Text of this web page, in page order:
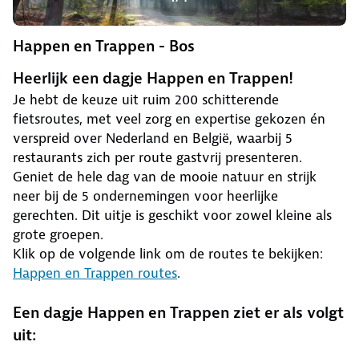
Happen en Trappen - Bos
Heerlijk een dagje Happen en Trappen!
Je hebt de keuze uit ruim 200 schitterende
fietsroutes, met veel zorg en expertise gekozen én
verspreid over Nederland en België, waarbij 5
restaurants zich per route gastvrij presenteren.
Geniet de hele dag van de mooie natuur en strijk
neer bij de 5 ondernemingen voor heerlijke
gerechten. Dit uitje is geschikt voor zowel kleine als
grote groepen.
Klik op de volgende link om de routes te bekijken:
Happen en Trappen routes.
Een dagje Happen en Trappen ziet er als volgt
uit: